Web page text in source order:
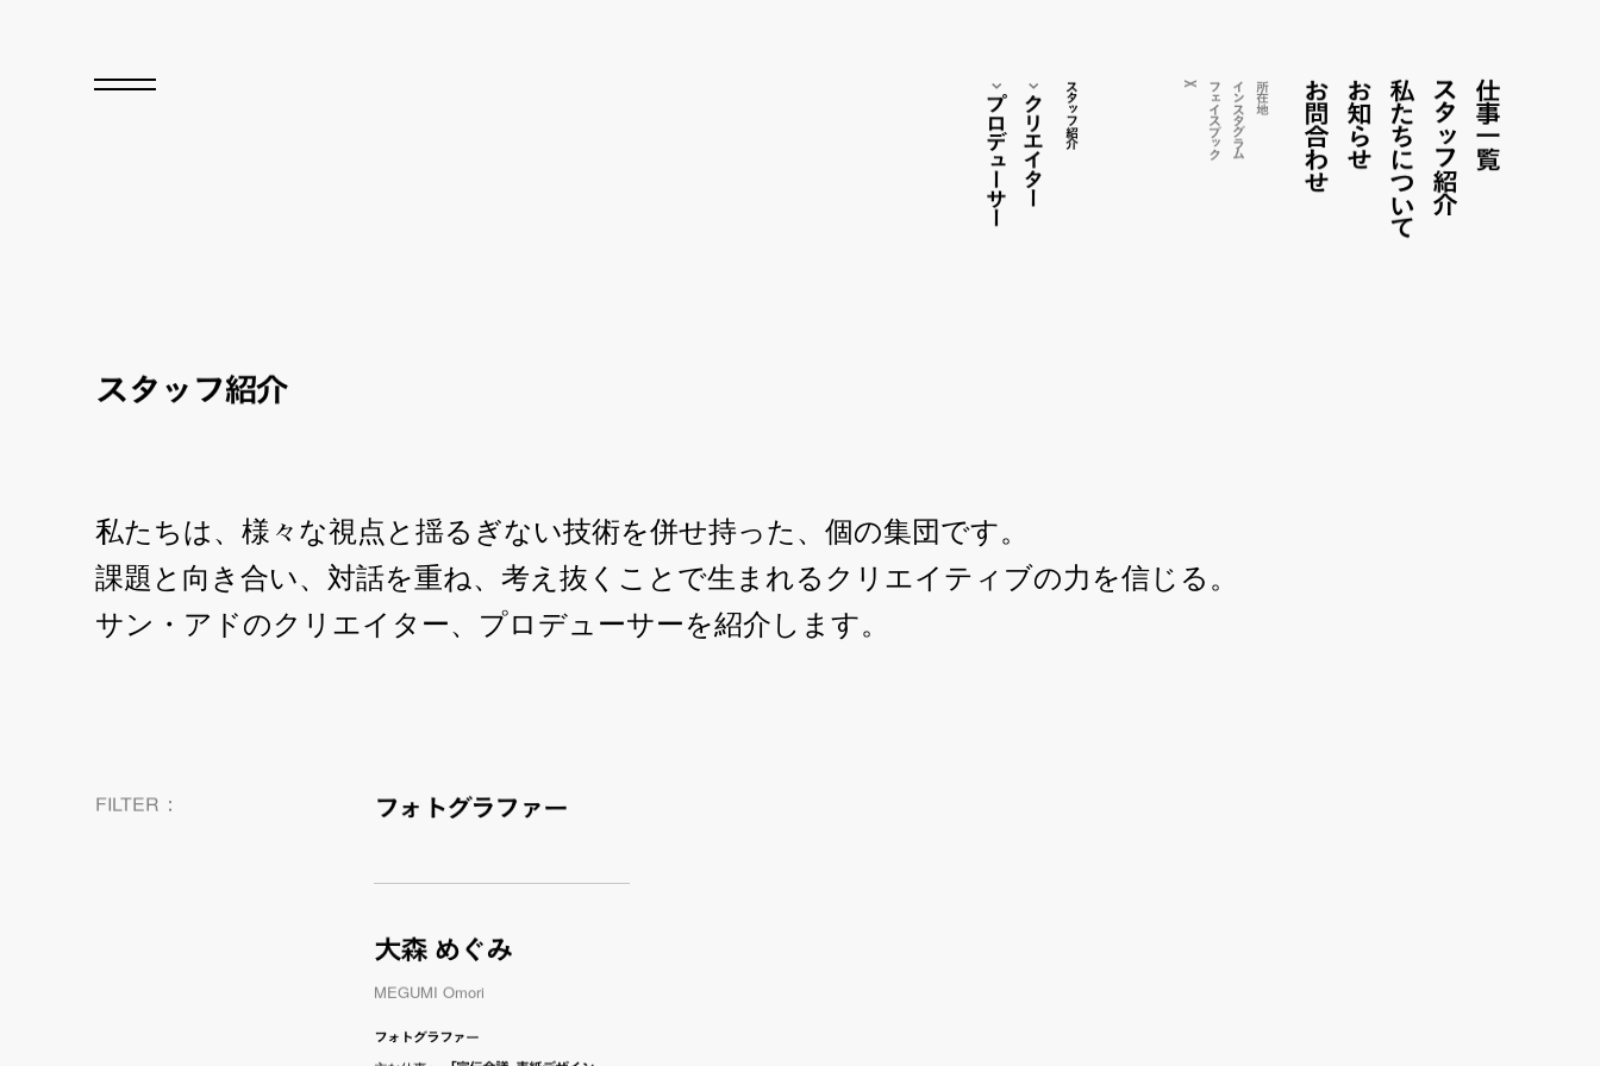
仕事一覧
ス
タ
ッ
フ紹介
私たちについて
お知らせ
お問合わせ
所在地
インス
タ
グ
ラ
ム
フェイス
ブ
ッ
ク
X
ス
タ
ッ
フ紹介
ク
リ
エイター
プロ
デ
ュ
ーサー
スタッフ紹介
私たちは、様々な視点と揺るぎない技術を併せ持った、個の集団です。
課題と向き合い、対話を重ね、考え抜くことで生まれるクリエイティブの力を信じる。
サン・アドのクリエイター、プロデューサーを紹介します。
FILTER ： フォ トグラファー
大森 めぐみ
MEGUMI Omori
フォトグラファー